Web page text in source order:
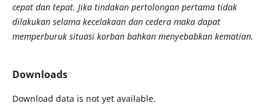
cepat dan tepat. Jika tindakan pertolongan pertama tidak
dilakukan selama kecelakaan dan cedera maka dapat
memperburuk situasi korban bahkan menyebabkan kematian.
Downloads
Download data is not yet available.